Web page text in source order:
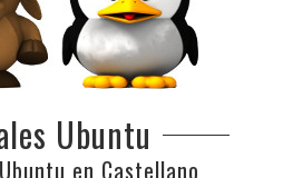
Ubuntu
en Castellano